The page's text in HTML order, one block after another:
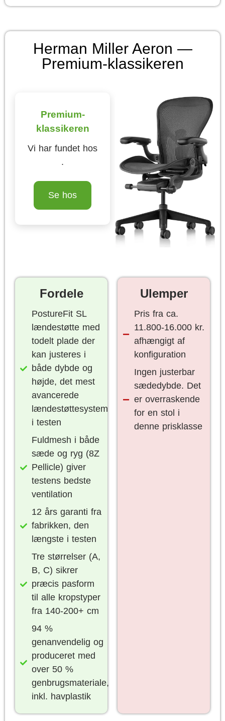
Herman Miller Aeron —
Premium-klassikeren
Premium-
klassikeren
Vi har fundet hos
.
Se hos
Fordele
PostureFit SL
lændestøtte med
todelt plade der
kan justeres i
både dybde og
højde, det mest
avancerede
lændestøttesystem
i testen
Fuldmesh i både
sæde og ryg (8Z
Pellicle) giver
testens bedste
ventilation
12 års garanti fra
fabrikken, den
længste i testen
Tre størrelser (A,
B, C) sikrer
præcis pasform
til alle kropstyper
fra 140-200+ cm
94 %
genanvendelig og
produceret med
over 50 %
genbrugsmateriale,
inkl. havplastik
Ulemper
Pris fra ca.
11.800-16.000 kr.
afhængigt af
konfiguration
Ingen justerbar
sædedybde. Det
er overraskende
for en stol i
denne prisklasse